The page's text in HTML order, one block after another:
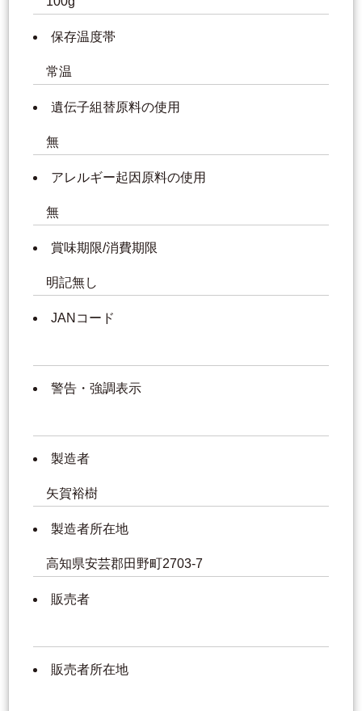
保存温度帯
常温
遺伝子組替原料の使用
無
アレルギー起因原料の使用
無
賞味期限/消費期限
明記無し
JANコード
警告・強調表示
製造者
矢賀裕樹
製造者所在地
高知県安芸郡田野町2703-7
販売者
販売者所在地